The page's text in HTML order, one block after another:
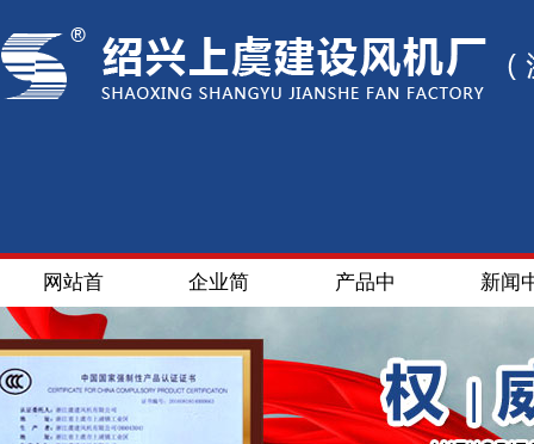
网站首
页
企业简 产品中 新闻